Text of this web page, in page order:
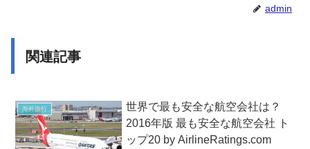
admin
関連記事
海外旅行
世界で最も安全な航空会社は？
2016年版 最も安全な航空会社 ト
ップ20 by AirlineRatings.com